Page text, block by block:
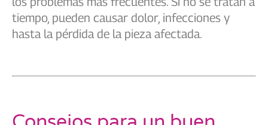
tiempo, pueden causar dolor, infecciones y
hasta la pérdida de la pieza afectada.